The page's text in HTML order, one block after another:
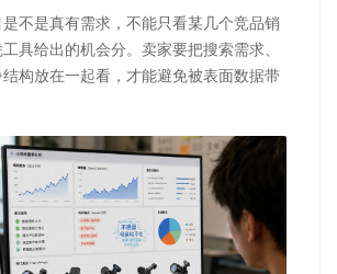
不是真有需求，不能只看某几个竞品销
具给出的机会分。卖家要把搜索需求、
构放在一起看，才能避免被表面数据带